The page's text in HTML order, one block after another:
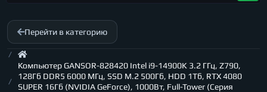
Перейти в категорию
Компьютер GANSOR-828420 Intel i9-14900K 3.2 ГГц, Z790,
128Гб DDR5 6000 МГц, SSD M.2 500Гб, HDD 1Тб, RTX 4080
SUPER 16Гб (NVIDIA GeForce), 1000Вт, Full-Tower (Серия